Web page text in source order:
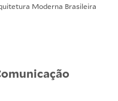
Moderna Brasileira